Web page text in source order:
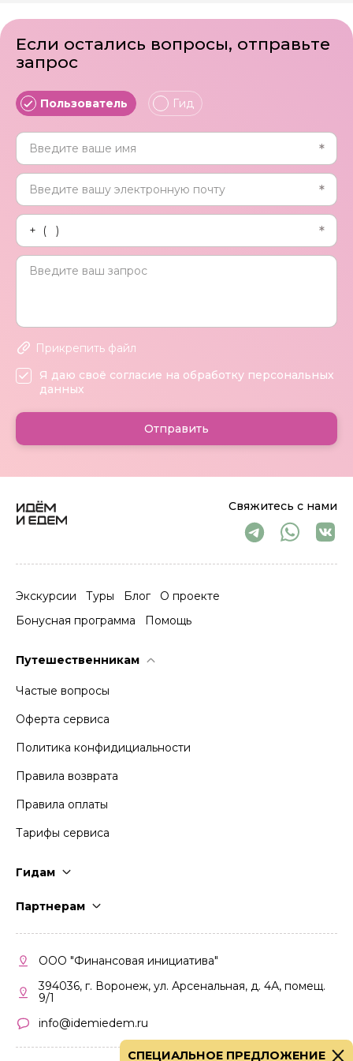
Свяжитесь с нами
Экскурсии Туры Блог
О проекте
Бонусная программа
Помощь
Путешественникам
Частые вопросы
Оферта сервиса
Политика конфидициальности
Правила возврата
Правила оплаты
Тарифы сервиса
Гидам
Партнерам
Кабинет партнера
Правила участия
ООО "Финансовая инициатива"
394036, г. Воронеж, ул. Арсенальная, д. 4А, помещ.
9/1
info@idemiedem.ru
Если остались вопросы, отправьте
запрос
Пользователь Гид
Прикрепить файл
Я даю своё согласие на обработку персональных
данных
Отправить
СПЕЦИАЛЬНОЕ ПРЕДЛОЖЕНИЕ